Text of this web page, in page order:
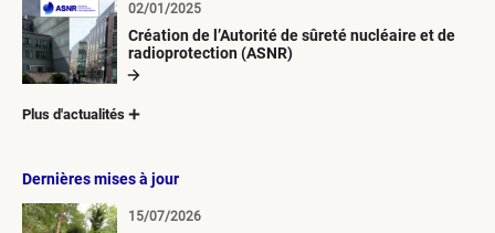
Création de l’Autorité de sûreté nucléaire et de
radioprotection (ASNR)
02/01/2025
Plus d'actualités
Dernières mises à jour
15/07/2026